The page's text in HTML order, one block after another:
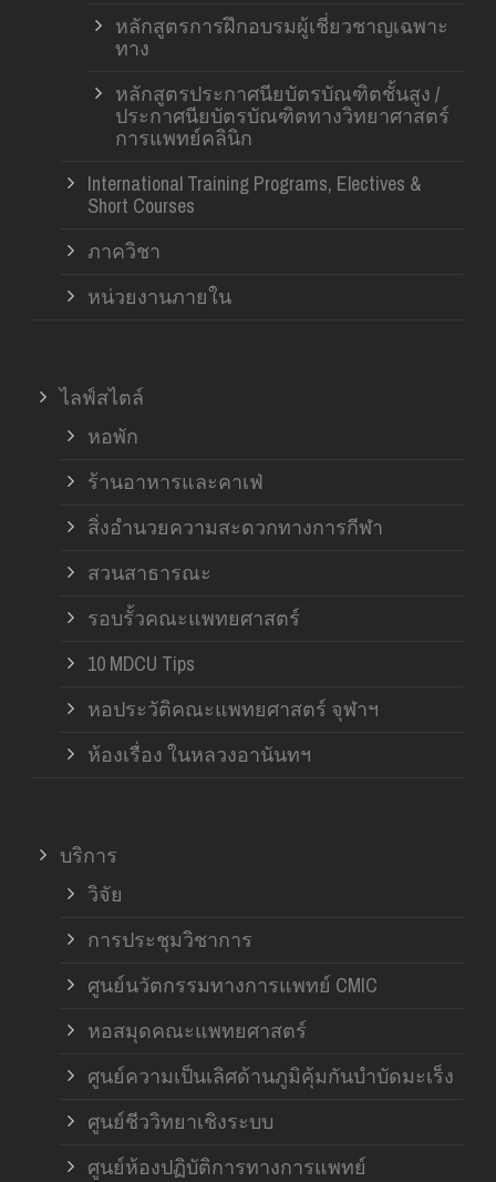
หลักสูตรการฝึกอบรมผู้เชี่ยวชาญเฉพาะ
ทาง
หลักสูตรประกาศนียบัตรบัณฑิตชั้นสูง /
ประกาศนียบัตรบัณฑิตทางวิทยาศาสตร์
การแพทย์คลินิก
International Training Programs, Electives &
Short Courses
ภาควิชา
หน่วยงานภายใน
ไลฟ์สไตล์
หอพัก
ร้านอาหารและคาเฟ่
สิ่งอำนวยความสะดวกทางการกีฬา
สวนสาธารณะ
รอบรั้วคณะแพทยศาสตร์
10 MDCU Tips
หอประวัติคณะแพทยศาสตร์ จุฬาฯ
ห้องเรื่อง ในหลวงอานันทฯ
บริการ
วิจัย
การประชุมวิชาการ
ศูนย์นวัตกรรมทางการแพทย์ CMIC
หอสมุดคณะแพทยศาสตร์
ศูนย์ความเป็นเลิศด้านภูมิคุ้มกันบำบัดมะเร็ง
ศูนย์ชีววิทยาเชิงระบบ
ศูนย์ห้องปฏิบัติการทางการแพทย์